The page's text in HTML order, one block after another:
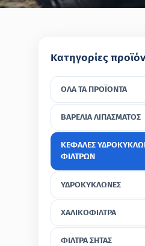
Κατηγορίες
ΟΛΑ ΤΑ ΠΡΟΪΟΝΤΑ
ΒΑΡΕΛΙΑ ΛΙΠΑΣΜΑΤΟΣ
ΚΕΦΑΛΕΣ
ΦΙΛΤΡΩΝ
ΥΔΡΟΚΥΚΛΩΝΕΣ
ΧΑΛΙΚΟΦΙΛΤΡΑ
ΦΙΛΤΡΑ ΣΗΤΑΣ